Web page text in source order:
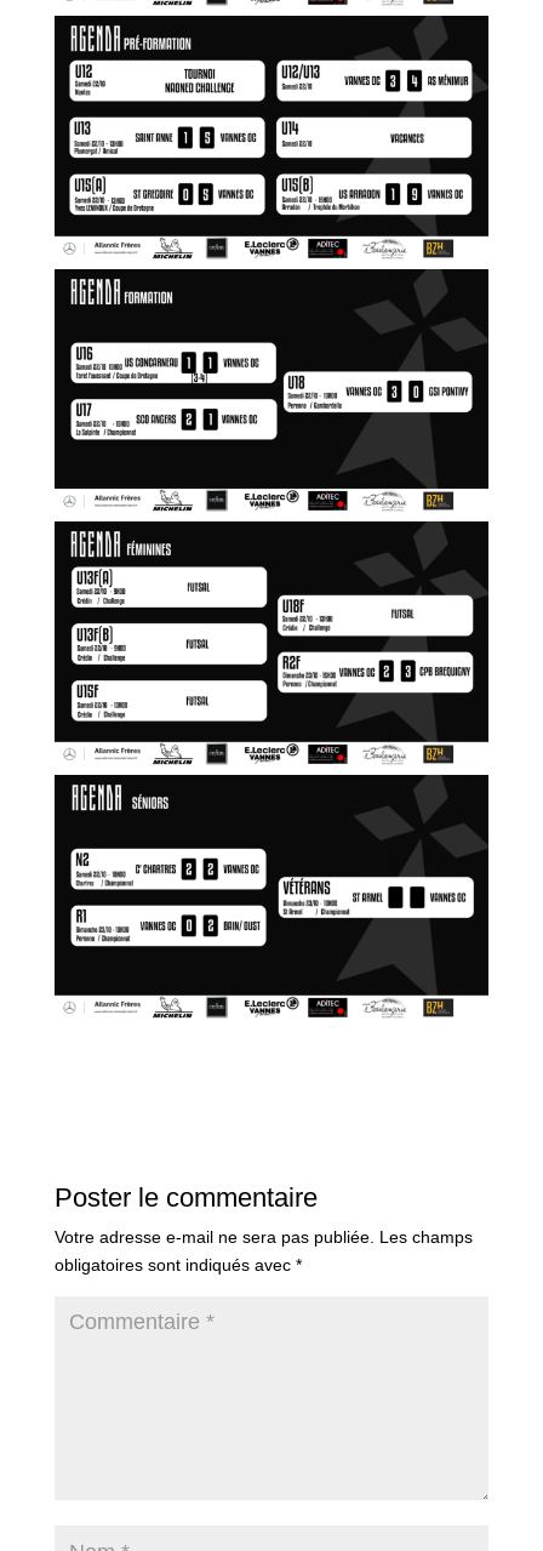
Poster le commentaire
Votre adresse e-mail ne sera pas publiée. Les champs
obligatoires sont indiqués avec *